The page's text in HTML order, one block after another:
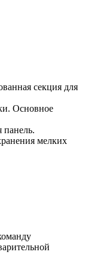
секция для
Основное
панель.
мелких